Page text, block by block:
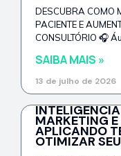
DESCUBRA COMO
PACIENTE E
CONSULTÓRIO 🎧
SAIBA MAIS »
13 de julho de 2026
MARKETING
APLICANDO
OTIMIZAR